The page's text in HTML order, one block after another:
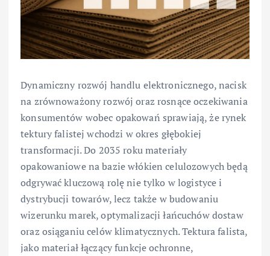
Dynamiczny rozwój handlu elektronicznego, nacisk
na zrównoważony rozwój oraz rosnące oczekiwania
konsumentów wobec opakowań sprawiają, że rynek
tektury falistej wchodzi w okres głębokiej
transformacji. Do 2035 roku materiały
opakowaniowe na bazie włókien celulozowych będą
odgrywać kluczową rolę nie tylko w logistyce i
dystrybucji towarów, lecz także w budowaniu
wizerunku marek, optymalizacji łańcuchów dostaw
oraz osiąganiu celów klimatycznych. Tektura falista,
jako materiał łączący funkcje ochronne,